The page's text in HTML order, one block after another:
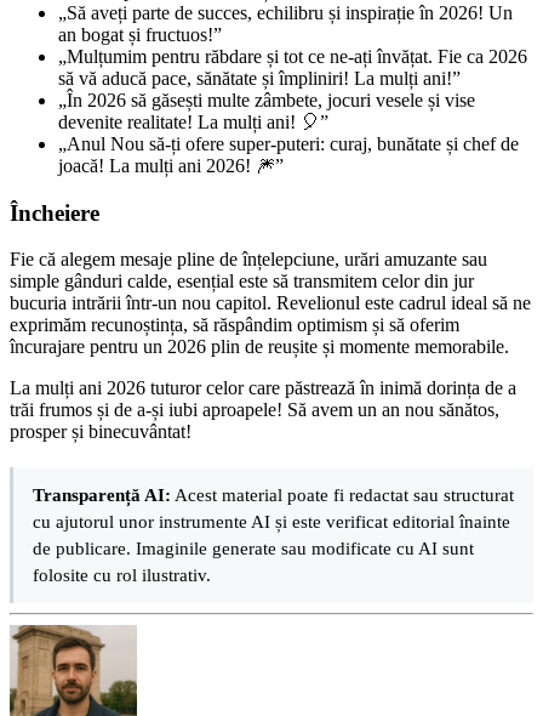
„Să aveți parte de succes, echilibru și inspirație în 2026! Un
an bogat și fructuos!”
„Mulțumim pentru răbdare și tot ce ne-ați învățat. Fie ca 2026
să vă aducă pace, sănătate și împliniri! La mulți ani!”
„În 2026 să găsești multe zâmbete, jocuri vesele și vise
devenite realitate! La mulți ani! 🎈”
„Anul Nou să-ți ofere super-puteri: curaj, bunătate și chef de
joacă! La mulți ani 2026! 🎆”
Încheiere
Fie că alegem mesaje pline de înțelepciune, urări amuzante sau
simple gânduri calde, esențial este să transmitem celor din jur
bucuria intrării într-un nou capitol. Revelionul este cadrul ideal să ne
exprimăm recunoștința, să răspândim optimism și să oferim
încurajare pentru un 2026 plin de reușite și momente memorabile.
La mulți ani 2026 tuturor celor care păstrează în inimă dorința de a
trăi frumos și de a-și iubi aproapele! Să avem un an nou sănătos,
prosper și binecuvântat!
Transparență AI: Acest material poate fi redactat sau structurat
cu ajutorul unor instrumente AI și este verificat editorial înainte
de publicare. Imaginile generate sau modificate cu AI sunt
folosite cu rol ilustrativ.